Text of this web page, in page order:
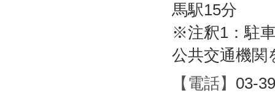
馬駅15分
※注釈1：駐
公共交通機関
【電話】 03-